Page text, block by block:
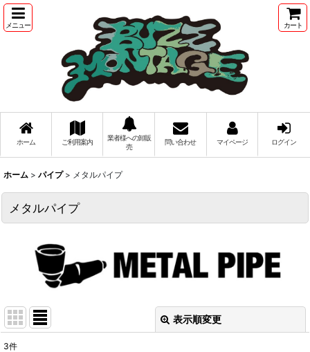
メニュー カート
ホーム ご利用案内
業者様への卸販
売
問い合わせ マイページ ログイン
ホーム > パイプ > メタルパイプ
メタルパイプ
表示順変更
3件